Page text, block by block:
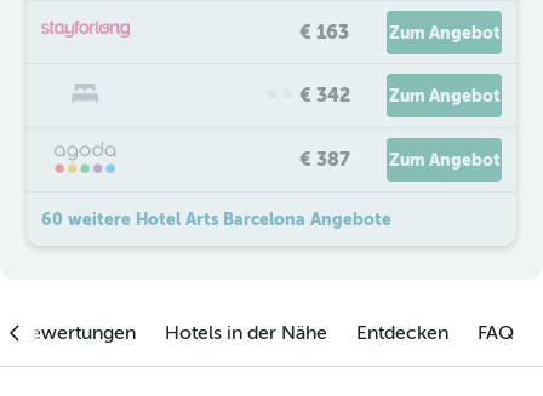
€ 163 Zum Angebot
€ 342 Zum Angebot
€ 387 Zum Angebot
60 weitere Hotel Arts Barcelona Angebote
Hotels in der Nähe Entdecken FAQ